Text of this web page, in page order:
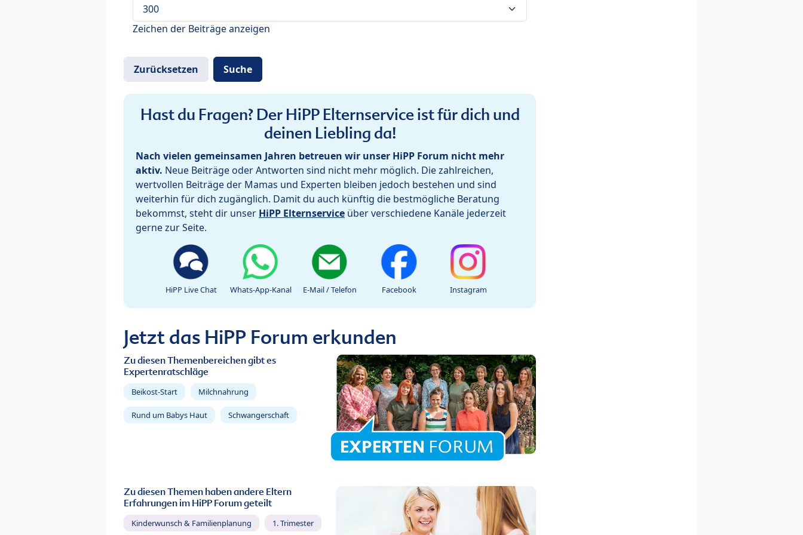
Zeichen der Beiträge anzeigen
Hast du Fragen? Der HiPP Elternservice ist für dich und
deinen Liebling da!
Nach vielen gemeinsamen Jahren betreuen wir unser HiPP Forum nicht mehr
aktiv. Neue Beiträge oder Antworten sind nicht mehr möglich. Die zahlreichen,
wertvollen Beiträge der Mamas und Experten bleiben jedoch bestehen und sind
weiterhin für dich zugänglich. Damit du auch künftig die bestmögliche Beratung
bekommst, steht dir unser HiPP Elternservice über verschiedene Kanäle jederzeit
gerne zur Seite.
HiPP Live Chat Whats-App-Kanal E-Mail / Telefon Facebook Instagram
Jetzt das HiPP Forum erkunden
Zu diesen Themenbereichen gibt es
Expertenratschläge
Beikost-Start Milchnahrung
Rund um Babys Haut Schwangerschaft
Zu diesen Themen haben andere Eltern
Erfahrungen im HiPP Forum geteilt
Kinderwunsch & Familienplanung 1. Trimester